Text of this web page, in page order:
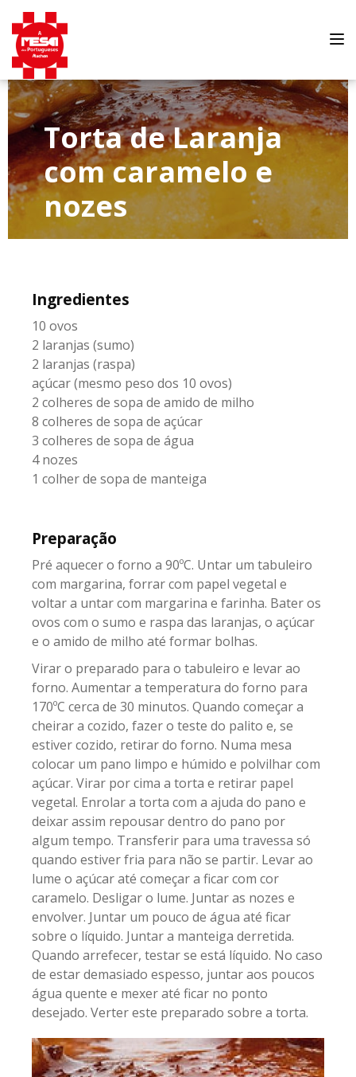
Torta de Laranja
com caramelo e
nozes
Ingredientes
10 ovos
2 laranjas (sumo)
2 laranjas (raspa)
açúcar (mesmo peso dos 10 ovos)
2 colheres de sopa de amido de milho
8 colheres de sopa de açúcar
3 colheres de sopa de água
4 nozes
1 colher de sopa de manteiga
Preparação
Pré aquecer o forno a 90ºC. Untar um tabuleiro
com margarina, forrar com papel vegetal e
voltar a untar com margarina e farinha. Bater os
ovos com o sumo e raspa das laranjas, o açúcar
e o amido de milho até formar bolhas.
Virar o preparado para o tabuleiro e levar ao
forno. Aumentar a temperatura do forno para
170ºC cerca de 30 minutos. Quando começar a
cheirar a cozido, fazer o teste do palito e, se
estiver cozido, retirar do forno. Numa mesa
colocar um pano limpo e húmido e polvilhar com
açúcar. Virar por cima a torta e retirar papel
vegetal. Enrolar a torta com a ajuda do pano e
deixar assim repousar dentro do pano por
algum tempo. Transferir para uma travessa só
quando estiver fria para não se partir. Levar ao
lume o açúcar até começar a ficar com cor
caramelo. Desligar o lume. Juntar as nozes e
envolver. Juntar um pouco de água até ficar
sobre o líquido. Juntar a manteiga derretida.
Quando arrefecer, testar se está líquido. No caso
de estar demasiado espesso, juntar aos poucos
água quente e mexer até ficar no ponto
desejado. Verter este preparado sobre a torta.